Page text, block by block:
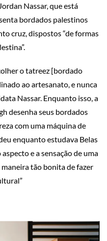
Nassar, que está
bordados palestinos
cruz, dispostos “de formas
o tatreez [bordado
ao artesanato, e nunca
Nassar. Enquanto isso, a
desenha seus bordados
com uma máquina de
enquanto estudava Belas
e a sensação de uma
maneira tão bonita de fazer